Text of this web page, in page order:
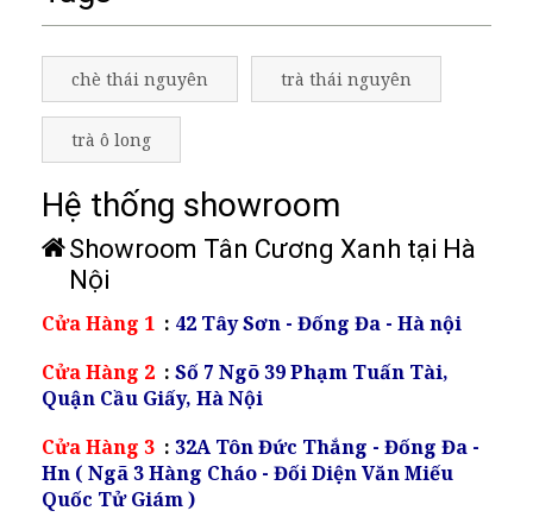
chè thái nguyên trà thái nguyên
trà ô long
Hệ thống showroom
Showroom Tân Cương Xanh tại Hà
Nội
Cửa Hàng 1 : 42 Tây Sơn - Đống Đa - Hà nội
Cửa Hàng 2 : Số 7 Ngõ 39 Phạm Tuấn Tài,
Quận Cầu Giấy, Hà Nội
Cửa Hàng 3 : 32A Tôn Đức Thắng - Đống Đa -
Hn ( Ngã 3 Hàng Cháo - Đối Diện Văn Miếu
Quốc Tử Giám )